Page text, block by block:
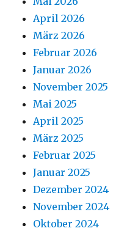
April 2026
März 2026
Februar 2026
Januar 2026
November 2025
Mai 2025
April 2025
März 2025
Februar 2025
Januar 2025
Dezember 2024
November 2024
Oktober 2024